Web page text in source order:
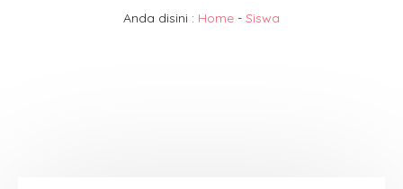
Anda disini : Home - Siswa